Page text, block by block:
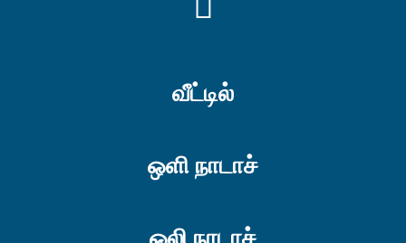
வீட்டில்
ஒளி நாடாச்